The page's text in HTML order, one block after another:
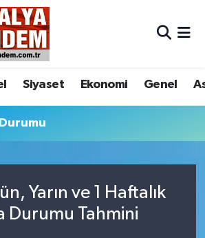
Siyaset Ekonomi Genel
Yarın ve 1 Haftalık
Durumu Tahmini
Eczaneler
Durumu
Vakitleri
Durumu ve Fikstür